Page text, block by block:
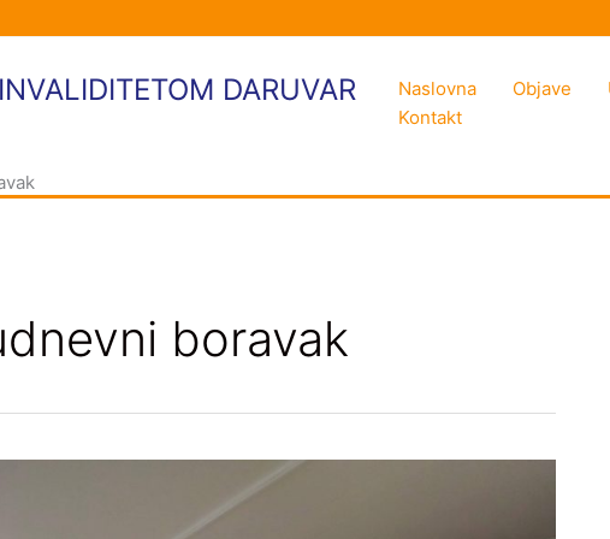
DARUVAR Naslovna Objave
Kontakt
boravak